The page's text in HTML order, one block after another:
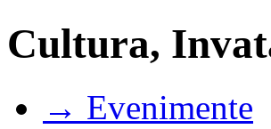
Cultura,
→ Evenimente